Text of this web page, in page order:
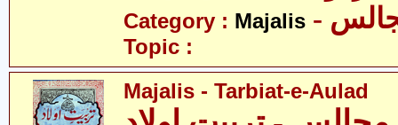
Category : Majalis
Topic :
Majalis - Tarbiat-e-Aulad